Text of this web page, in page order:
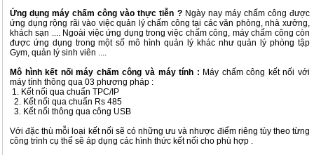
Ứng dụng máy chấm công vào thực tiễn ? Ngày nay máy chấm công được
ứng dụng rộng rãi vào việc quản lý chấm công tại các văn phòng, nhà xưởng,
khách sạn .... Ngoài việc ứng dụng trong việc chấm công, máy chấm công còn
được ứng dụng trong một số mô hình quản lý khác như quản lý phòng tập
Gym, quản lý sinh viên ....
Mô hình kết nối máy chấm công và máy tính : Máy chấm công kết nối với
máy tính thông qua 03 phương pháp :
1. Kết nối qua chuẩn TPC/IP
2. Kết nối qua chuẩn Rs 485
3. Kết nối thông qua công USB
Với đặc thù mỗi loại kết nối sẽ có những ưu và nhược điểm riêng tùy theo từng
công trình cụ thể sẽ áp dụng các hình thức kết nối cho phù hợp .